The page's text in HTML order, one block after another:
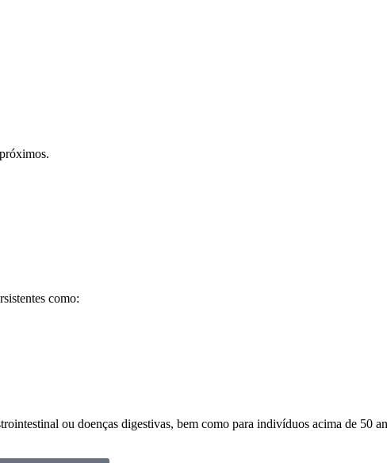
como:
ou doenças digestivas, bem como para indivíduos acima de 50